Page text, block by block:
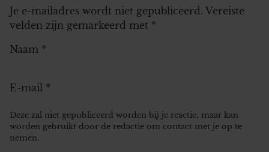
Je e-mailadres wordt niet gepubliceerd. Vereiste
velden zijn gemarkeerd met *
Naam *
E-mail *
Deze zal niet gepubliceerd worden bij je reactie, maar kan
worden gebruikt door de redactie om contact met je op te
nemen.